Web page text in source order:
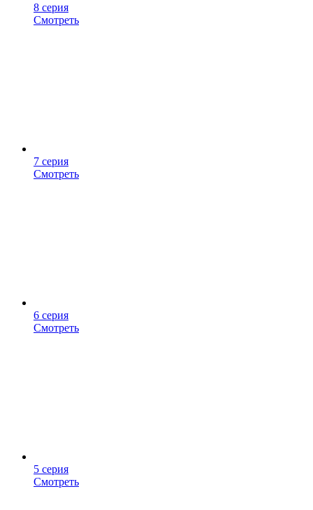
8 серия
Смотреть
7 серия
Смотреть
6 серия
Смотреть
5 серия
Смотреть